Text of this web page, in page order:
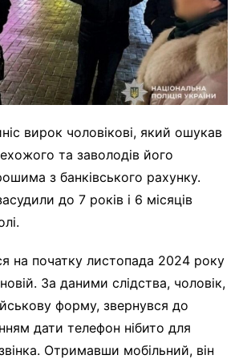
вирок чоловікові, який ошукав
та заволодів його
з банківського рахунку.
до 7 років і 6 місяців
на початку листопада 2024 року
За даними слідства, чоловік,
форму, звернувся до
дати телефон нібито для
Отримавши мобільний, він